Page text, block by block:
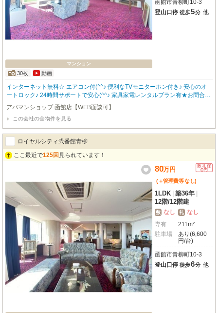
マンション
30枚 動画
函館市青柳町10-3
登山口停 徒歩5分 他
インターネット無料☆ エアコン付(^^♪ 便利なTVモニターホン付き♪ 安心のオ
ートロック♪ 24時間サポートで安心(^^♪ 家具家電レンタルプラン有★お問合わ
せはアパマンショップ函館地域№1の物件取扱数の函館店0138-46-9300まで☆
アパマンショップ 函館店【WEB面談可】
この会社の全物件を見る
ロイヤルシティ弐番館青柳
ここ最近で125回 見られています！
80万円
(＋管理費等なし)
1LDK 築36年
12階/12階建
敷 なし 礼 なし
専有
211m²
駐車場
あり(6,600
円/台)
函館市青柳町10-3
登山口停 徒歩6分 他